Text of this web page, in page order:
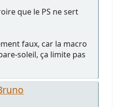
que le PS ne sert
faux, car la macro
soleil, ça limite pas